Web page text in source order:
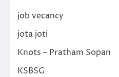
job vecancy
jota joti
Knots – Pratham Sopan
KSBSG